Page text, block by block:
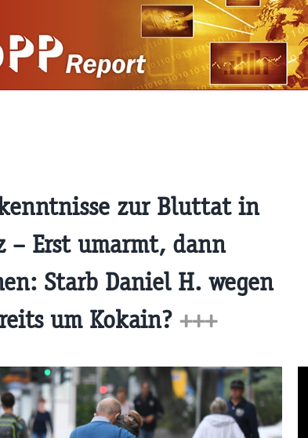
zur Bluttat in
– Erst umarmt, dann
Starb Daniel H. wegen
um Kokain? +++